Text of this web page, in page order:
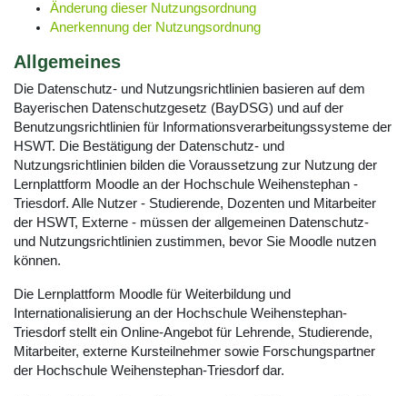
Änderung dieser Nutzungsordnung
Anerkennung der Nutzungsordnung
Allgemeines
Die Datenschutz- und Nutzungsrichtlinien basieren auf dem
Bayerischen Datenschutzgesetz (BayDSG) und auf der
Benutzungsrichtlinien für Informationsverarbeitungssysteme der
HSWT. Die Bestätigung der Datenschutz- und
Nutzungsrichtlinien bilden die Voraussetzung zur Nutzung der
Lernplattform Moodle an der Hochschule Weihenstephan -
Triesdorf. Alle Nutzer - Studierende, Dozenten und Mitarbeiter
der HSWT, Externe - müssen der allgemeinen Datenschutz-
und Nutzungsrichtlinien zustimmen, bevor Sie Moodle nutzen
können.
Die Lernplattform Moodle für Weiterbildung und
Internationalisierung an der Hochschule Weihenstephan-
Triesdorf stellt ein Online-Angebot für Lehrende, Studierende,
Mitarbeiter, externe Kursteilnehmer sowie Forschungspartner
der Hochschule Weihenstephan-Triesdorf dar.